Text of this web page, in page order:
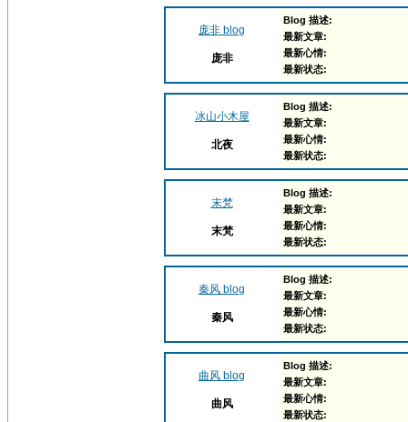
庞非 blog
庞非
Blog 描述:
最新文章:
最新心情:
最新状态:
冰山小木屋
北夜
Blog 描述:
最新文章:
最新心情:
最新状态:
末梵
末梵
Blog 描述:
最新文章:
最新心情:
最新状态:
秦风 blog
秦风
Blog 描述:
最新文章:
最新心情:
最新状态:
曲风 blog
曲风
Blog 描述:
最新文章:
最新心情:
最新状态: